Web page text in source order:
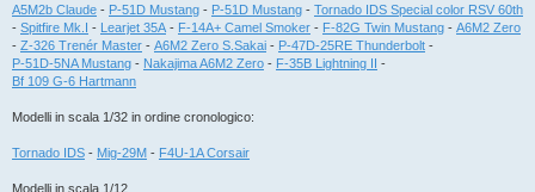
A5M2b Claude - P-51D Mustang - P-51D Mustang - Tornado IDS Special color RSV 60th
- Spitfire Mk.I - Learjet 35A - F-14A+ Camel Smoker - F-82G Twin Mustang - A6M2 Zero
- Z-326 Trenér Master - A6M2 Zero S.Sakai - P-47D-25RE Thunderbolt -
P-51D-5NA Mustang - Nakajima A6M2 Zero - F-35B Lightning II -
Bf 109 G-6 Hartmann
Modelli in scala 1/32 in ordine cronologico:
Tornado IDS - Mig-29M - F4U-1A Corsair
Modelli in scala 1/12